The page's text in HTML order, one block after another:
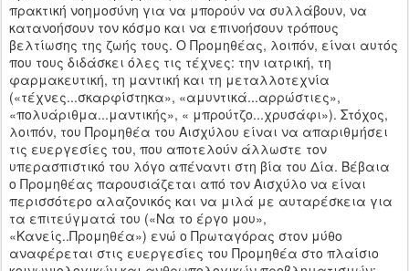
πρακτική νοημοσύνη για να μπορούν να συλλάβουν, να
κατανοήσουν τον κόσμο και να επινοήσουν τρόπους
βελτίωσης της ζωής τους. Ο Προμηθέας, λοιπόν, είναι αυτός
που τους διδάσκει όλες τις τέχνες: την ιατρική, τη
φαρμακευτική, τη μαντική και τη μεταλλοτεχνία
(«τέχνες...σκαρφίστηκα», «αμυντικά...αρρώστιες»,
«πολυάριθμα...μαντικής», « μπρούτζο...χρυσάφι»). Στόχος,
λοιπόν, του Προμηθέα του Αισχύλου είναι να απαριθμήσει
τις ευεργεσίες του, που αποτελούν άλλωστε τον
υπερασπιστικό του λόγο απέναντι στη βία του Δία. Βέβαια
ο Προμηθέας παρουσιάζεται από τον Αισχύλο να είναι
περισσότερο αλαζονικός και να μιλά με αυταρέσκεια για
τα επιτεύγματά του («Να το έργο μου»,
«Κανείς..Προμηθέα») ενώ ο Πρωταγόρας στον μύθο
αναφέρεται στις ευεργεσίες του Προμηθέα στο πλαίσιο